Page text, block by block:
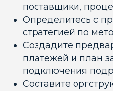
поставщики,
Определитесь с
стратегией по
Создадите
платежей и план
подключения
Составите